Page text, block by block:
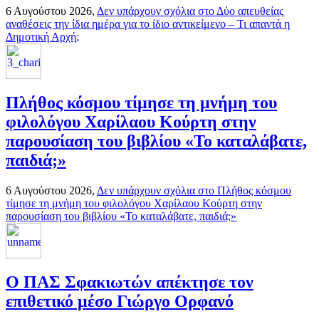
6 Αυγούστου 2026, Δεν υπάρχουν σχόλια στο Δύο απευθείας
αναθέσεις την ίδια ημέρα για το ίδιο αντικείμενο – Τι απαντά η
Δημοτική Αρχή;
Πλήθος κόσμου τίμησε τη μνήμη του
φιλολόγου Χαρίλαου Κούρτη στην
παρουσίαση του βιβλίου «Το καταλάβατε,
παιδιά;»
6 Αυγούστου 2026, Δεν υπάρχουν σχόλια στο Πλήθος κόσμου
τίμησε τη μνήμη του φιλολόγου Χαρίλαου Κούρτη στην
παρουσίαση του βιβλίου «Το καταλάβατε, παιδιά;»
Ο ΠΑΣ Σφακιωτών απέκτησε τον
επιθετικό μέσο Γιώργο Ορφανό